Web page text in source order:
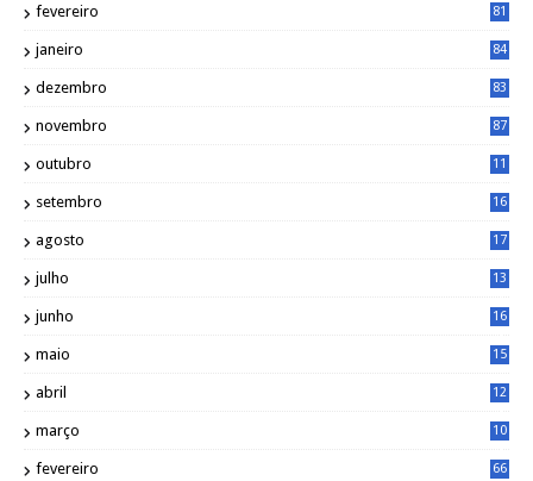
fevereiro 81
janeiro 84
dezembro 83
novembro 87
outubro
11
setembro
16
agosto
17
julho
13
junho
16
maio
15
abril
12
março
10
fevereiro 66